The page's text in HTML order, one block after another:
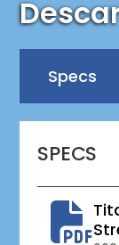
Specs
SPECS